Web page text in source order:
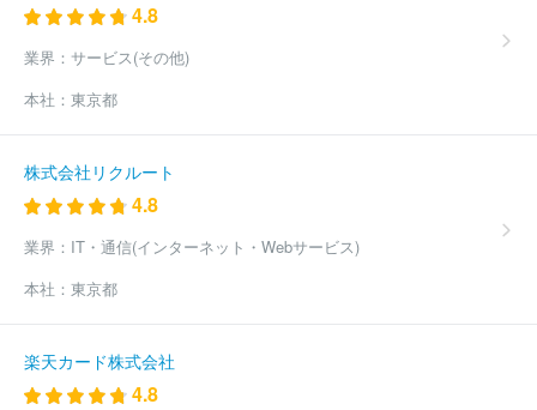
4.8
業界： サービス(その他)
本社： 東京都
株式会社リクルート
4.8
業界： IT・通信(インターネット・Webサービス)
本社： 東京都
楽天カード株式会社
4.8